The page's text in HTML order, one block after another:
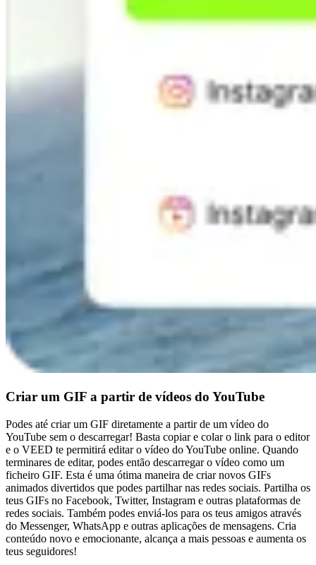
Criar um GIF a partir de vídeos do YouTube
Podes até criar um GIF diretamente a partir de um vídeo do
YouTube sem o descarregar! Basta copiar e colar o link para o editor
e o VEED te permitirá editar o vídeo do YouTube online. Quando
terminares de editar, podes então descarregar o vídeo como um
ficheiro GIF. Esta é uma ótima maneira de criar novos GIFs
animados divertidos que podes partilhar nas redes sociais. Partilha os
teus GIFs no Facebook, Twitter, Instagram e outras plataformas de
redes sociais. Também podes enviá-los para os teus amigos através
do Messenger, WhatsApp e outras aplicações de mensagens. Cria
conteúdo novo e emocionante, alcança a mais pessoas e aumenta os
teus seguidores!